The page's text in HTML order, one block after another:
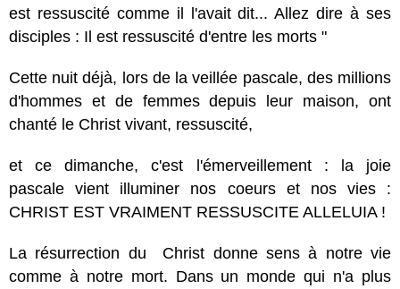
est ressuscité comme il l'avait dit... Allez dire à ses
disciples : Il est ressuscité d'entre les morts "
Cette nuit déjà, lors de la veillée pascale, des millions
d'hommes et de femmes depuis leur maison, ont
chanté le Christ vivant, ressuscité,
et ce dimanche, c'est l'émerveillement : la joie
pascale vient illuminer nos coeurs et nos vies :
CHRIST EST VRAIMENT RESSUSCITE ALLELUIA !
La résurrection du Christ donne sens à notre vie
comme à notre mort. Dans un monde qui n'a plus